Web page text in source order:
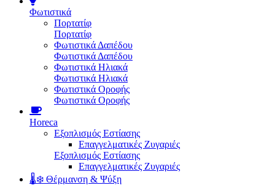
Φωτιστικά
Πορτατίφ
Πορτατίφ
Φωτιστικά Δαπέδου
Φωτιστικά Δαπέδου
Φωτιστικά Ηλιακά
Φωτιστικά Ηλιακά
Φωτιστικά Οροφής
Φωτιστικά Οροφής
Horeca
Εξοπλισμός Εστίασης
Επαγγελματικές Ζυγαριές
Εξοπλισμός Εστίασης
Επαγγελματικές Ζυγαριές
🌡️❄️ Θέρμανση & Ψύξη